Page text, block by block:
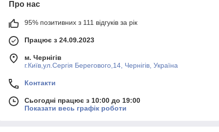
Про нас
95% позитивних з 111 відгуків за рік
Працює з 24.09.2023
м. Чернігів
г.Київ,ул.Сергiя Берегового,14, Чернігів, Україна
Контакти
Сьогодні працює з 10:00 до 19:00
Показати весь графік роботи